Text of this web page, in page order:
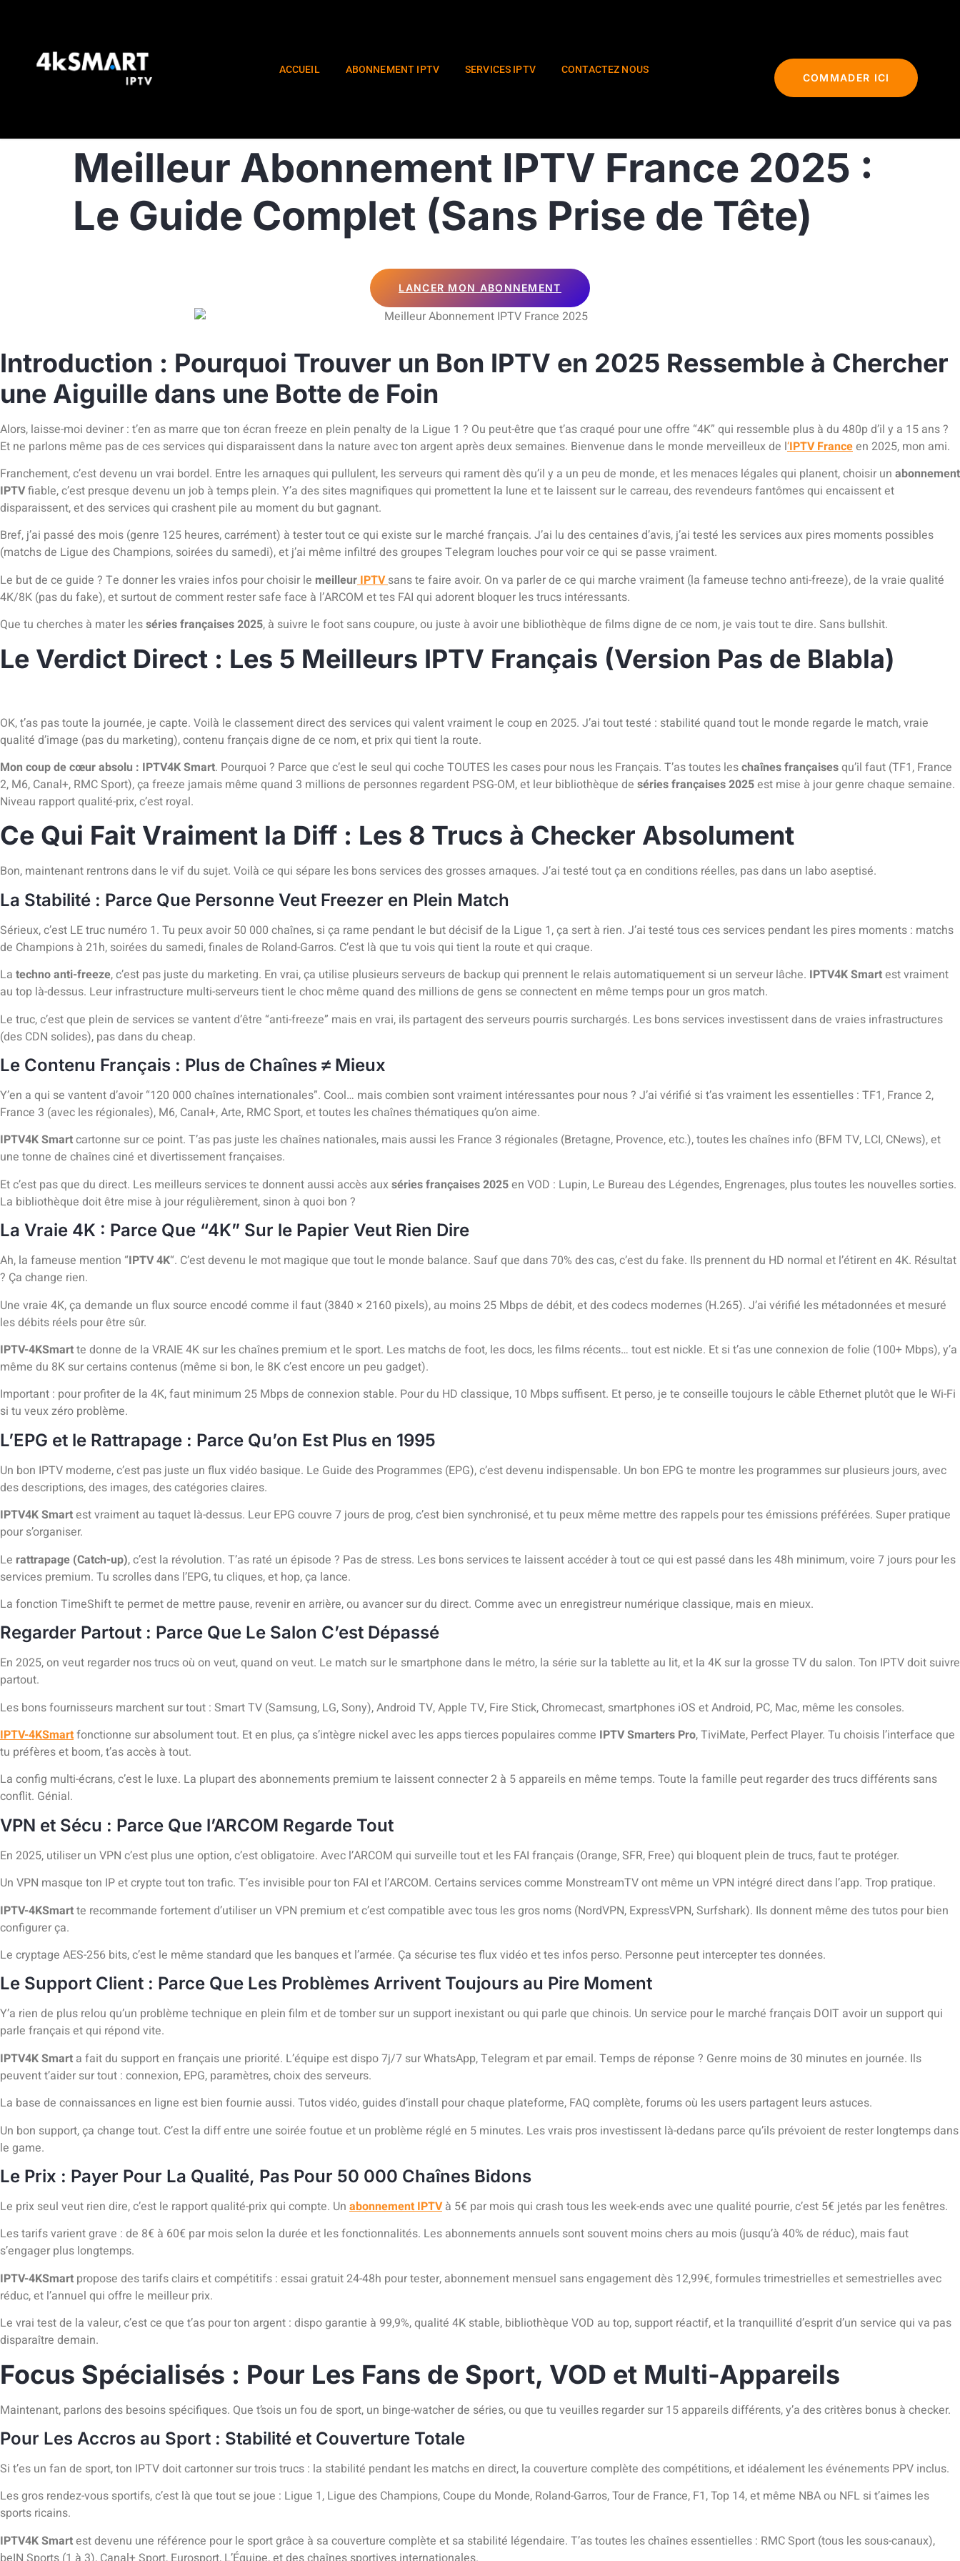
ACCUEIL ABONNEMENT IPTV SERVICES IPTV CONTACTEZ NOUS
COMMADER ICI
Meilleur Abonnement IPTV France 2025 :
Le Guide Complet (Sans Prise de Tête)
LANCER MON ABONNEMENT
Introduction : Pourquoi Trouver un Bon IPTV en 2025 Ressemble à Chercher
une Aiguille dans une Botte de Foin
Alors, laisse-moi deviner : t’en as marre que ton écran freeze en plein penalty de la Ligue 1 ? Ou peut-être que t’as craqué pour une offre “4K” qui ressemble plus à du 480p d’il y a 15 ans ?
Et ne parlons même pas de ces services qui disparaissent dans la nature avec ton argent après deux semaines. Bienvenue dans le monde merveilleux de l‘IPTV Franceen 2025, mon ami.
Franchement, c’est devenu un vrai bordel. Entre les arnaques qui pullulent, les serveurs qui rament dès qu’il y a un peu de monde, et les menaces légales qui planent, choisir un abonnement
IPTVfiable, c’est presque devenu un job à temps plein. Y’a des sites magnifiques qui promettent la lune et te laissent sur le carreau, des revendeurs fantômes qui encaissent et
disparaissent, et des services qui crashent pile au moment du but gagnant.
Bref, j’ai passé des mois (genre 125 heures, carrément) à tester tout ce qui existe sur le marché français. J’ai lu des centaines d’avis, j’ai testé les services aux pires moments possibles
(matchs de Ligue des Champions, soirées du samedi), et j’ai même infiltré des groupes Telegram louches pour voir ce qui se passe vraiment.
Le but de ce guide ? Te donner les vraies infos pour choisir le meilleurIPTV sans te faire avoir. On va parler de ce qui marche vraiment (la fameuse techno anti-freeze), de la vraie qualité
4K/8K (pas du fake), et surtout de comment rester safe face à l’ARCOM et tes FAI qui adorent bloquer les trucs intéressants.
Que tu cherches à mater lesséries françaises 2025, à suivre le foot sans coupure, ou juste à avoir une bibliothèque de films digne de ce nom, je vais tout te dire. Sans bullshit.
Le Verdict Direct : Les 5 Meilleurs IPTV Français (Version Pas de Blabla)
OK, t’as pas toute la journée, je capte. Voilà le classement direct des services qui valent vraiment le coup en 2025. J’ai tout testé : stabilité quand tout le monde regarde le match, vraie
qualité d’image (pas du marketing), contenu français digne de ce nom, et prix qui tient la route.
Mon coup de cœur absolu : IPTV4K Smart. Pourquoi ? Parce que c’est le seul qui coche TOUTES les cases pour nous les Français. T’as toutes leschaînes françaisesqu’il faut (TF1, France
2, M6, Canal+, RMC Sport), ça freeze jamais même quand 3 millions de personnes regardent PSG-OM, et leur bibliothèque de séries françaises 2025est mise à jour genre chaque semaine.
Niveau rapport qualité-prix, c’est royal.
Ce Qui Fait Vraiment la Diff : Les 8 Trucs à Checker Absolument
Bon, maintenant rentrons dans le vif du sujet. Voilà ce qui sépare les bons services des grosses arnaques. J’ai testé tout ça en conditions réelles, pas dans un labo aseptisé.
La Stabilité : Parce Que Personne Veut Freezer en Plein Match
Sérieux, c’est LE truc numéro 1. Tu peux avoir 50 000 chaînes, si ça rame pendant le but décisif de la Ligue 1, ça sert à rien. J’ai testé tous ces services pendant les pires moments : matchs
de Champions à 21h, soirées du samedi, finales de Roland-Garros. C’est là que tu vois qui tient la route et qui craque.
La techno anti-freeze, c’est pas juste du marketing. En vrai, ça utilise plusieurs serveurs de backup qui prennent le relais automatiquement si un serveur lâche. IPTV4K Smartest vraiment
au top là-dessus. Leur infrastructure multi-serveurs tient le choc même quand des millions de gens se connectent en même temps pour un gros match.
Le truc, c’est que plein de services se vantent d’être “anti-freeze” mais en vrai, ils partagent des serveurs pourris surchargés. Les bons services investissent dans de vraies infrastructures
(des CDN solides), pas dans du cheap.
Le Contenu Français : Plus de Chaînes ≠ Mieux
Y’en a qui se vantent d’avoir “120 000 chaînes internationales”. Cool… mais combien sont vraiment intéressantes pour nous ? J’ai vérifié si t’as vraiment les essentielles : TF1, France 2,
France 3 (avec les régionales), M6, Canal+, Arte, RMC Sport, et toutes les chaînes thématiques qu’on aime.
IPTV4K Smartcartonne sur ce point. T’as pas juste les chaînes nationales, mais aussi les France 3 régionales (Bretagne, Provence, etc.), toutes les chaînes info (BFM TV, LCI, CNews), et
une tonne de chaînes ciné et divertissement françaises.
Et c’est pas que du direct. Les meilleurs services te donnent aussi accès auxséries françaises 2025en VOD : Lupin, Le Bureau des Légendes, Engrenages, plus toutes les nouvelles sorties.
La bibliothèque doit être mise à jour régulièrement, sinon à quoi bon ?
La Vraie 4K : Parce Que “4K” Sur le Papier Veut Rien Dire
Ah, la fameuse mention “IPTV 4K“. C’est devenu le mot magique que tout le monde balance. Sauf que dans 70% des cas, c’est du fake. Ils prennent du HD normal et l’étirent en 4K. Résultat
? Ça change rien.
Une vraie 4K, ça demande un flux source encodé comme il faut (3840 × 2160 pixels), au moins 25 Mbps de débit, et des codecs modernes (H.265). J’ai vérifié les métadonnées et mesuré
les débits réels pour être sûr.
IPTV-4KSmartte donne de la VRAIE 4K sur les chaînes premium et le sport. Les matchs de foot, les docs, les films récents… tout est nickle. Et si t’as une connexion de folie (100+ Mbps), y’a
même du 8K sur certains contenus (même si bon, le 8K c’est encore un peu gadget).
Important : pour profiter de la 4K, faut minimum 25 Mbps de connexion stable. Pour du HD classique, 10 Mbps suffisent. Et perso, je te conseille toujours le câble Ethernet plutôt que le Wi-Fi
si tu veux zéro problème.
L’EPG et le Rattrapage : Parce Qu’on Est Plus en 1995
Un bon IPTV moderne, c’est pas juste un flux vidéo basique. Le Guide des Programmes (EPG), c’est devenu indispensable. Un bon EPG te montre les programmes sur plusieurs jours, avec
des descriptions, des images, des catégories claires.
IPTV4K Smartest vraiment au taquet là-dessus. Leur EPG couvre 7 jours de prog, c’est bien synchronisé, et tu peux même mettre des rappels pour tes émissions préférées. Super pratique
pour s’organiser.
Le rattrapage (Catch-up), c’est la révolution. T’as raté un épisode ? Pas de stress. Les bons services te laissent accéder à tout ce qui est passé dans les 48h minimum, voire 7 jours pour les
services premium. Tu scrolles dans l’EPG, tu cliques, et hop, ça lance.
La fonction TimeShift te permet de mettre pause, revenir en arrière, ou avancer sur du direct. Comme avec un enregistreur numérique classique, mais en mieux.
Regarder Partout : Parce Que Le Salon C’est Dépassé
En 2025, on veut regarder nos trucs où on veut, quand on veut. Le match sur le smartphone dans le métro, la série sur la tablette au lit, et la 4K sur la grosse TV du salon. Ton IPTV doit suivre
partout.
Les bons fournisseurs marchent sur tout : Smart TV (Samsung, LG, Sony), Android TV, Apple TV, Fire Stick, Chromecast, smartphones iOS et Android, PC, Mac, même les consoles.
IPTV-4KSmartfonctionne sur absolument tout. Et en plus, ça s’intègre nickel avec les apps tierces populaires comme IPTV Smarters Pro, TiviMate, Perfect Player. Tu choisis l’interface que
tu préfères et boom, t’as accès à tout.
La config multi-écrans, c’est le luxe. La plupart des abonnements premium te laissent connecter 2 à 5 appareils en même temps. Toute la famille peut regarder des trucs différents sans
conflit. Génial.
VPN et Sécu : Parce Que l’ARCOM Regarde Tout
En 2025, utiliser un VPN c’est plus une option, c’est obligatoire. Avec l’ARCOM qui surveille tout et les FAI français (Orange, SFR, Free) qui bloquent plein de trucs, faut te protéger.
Un VPN masque ton IP et crypte tout ton trafic. T’es invisible pour ton FAI et l’ARCOM. Certains services comme MonstreamTV ont même un VPN intégré direct dans l’app. Trop pratique.
IPTV-4KSmartte recommande fortement d’utiliser un VPN premium et c’est compatible avec tous les gros noms (NordVPN, ExpressVPN, Surfshark). Ils donnent même des tutos pour bien
configurer ça.
Le cryptage AES-256 bits, c’est le même standard que les banques et l’armée. Ça sécurise tes flux vidéo et tes infos perso. Personne peut intercepter tes données.
Le Support Client : Parce Que Les Problèmes Arrivent Toujours au Pire Moment
Y’a rien de plus relou qu’un problème technique en plein film et de tomber sur un support inexistant ou qui parle que chinois. Un service pour le marché français DOIT avoir un support qui
parle français et qui répond vite.
IPTV4K Smart a fait du support en français une priorité. L’équipe est dispo 7j/7 sur WhatsApp, Telegram et par email. Temps de réponse ? Genre moins de 30 minutes en journée. Ils
peuvent t’aider sur tout : connexion, EPG, paramètres, choix des serveurs.
La base de connaissances en ligne est bien fournie aussi. Tutos vidéo, guides d’install pour chaque plateforme, FAQ complète, forums où les users partagent leurs astuces.
Un bon support, ça change tout. C’est la diff entre une soirée foutue et un problème réglé en 5 minutes. Les vrais pros investissent là-dedans parce qu’ils prévoient de rester longtemps dans
le game.
Le Prix : Payer Pour La Qualité, Pas Pour 50 000 Chaînes Bidons
Le prix seul veut rien dire, c’est le rapport qualité-prix qui compte. Un abonnement IPTVà 5€ par mois qui crash tous les week-ends avec une qualité pourrie, c’est 5€ jetés par les fenêtres.
Les tarifs varient grave : de 8€ à 60€ par mois selon la durée et les fonctionnalités. Les abonnements annuels sont souvent moins chers au mois (jusqu’à 40% de réduc), mais faut
s’engager plus longtemps.
IPTV-4KSmart propose des tarifs clairs et compétitifs : essai gratuit 24-48h pour tester, abonnement mensuel sans engagement dès 12,99€, formules trimestrielles et semestrielles avec
réduc, et l’annuel qui offre le meilleur prix.
Le vrai test de la valeur, c’est ce que t’as pour ton argent : dispo garantie à 99,9%, qualité 4K stable, bibliothèque VOD au top, support réactif, et la tranquillité d’esprit d’un service qui va pas
disparaître demain.
Focus Spécialisés : Pour Les Fans de Sport, VOD et Multi-Appareils
Maintenant, parlons des besoins spécifiques. Que t’sois un fou de sport, un binge-watcher de séries, ou que tu veuilles regarder sur 15 appareils différents, y’a des critères bonus à checker.
Pour Les Accros au Sport : Stabilité et Couverture Totale
Si t’es un fan de sport, ton IPTV doit cartonner sur trois trucs : la stabilité pendant les matchs en direct, la couverture complète des compétitions, et idéalement les événements PPV inclus.
Les gros rendez-vous sportifs, c’est là que tout se joue : Ligue 1, Ligue des Champions, Coupe du Monde, Roland-Garros, Tour de France, F1, Top 14, et même NBA ou NFL si t’aimes les
sports ricains.
IPTV4K Smartest devenu une référence pour le sport grâce à sa couverture complète et sa stabilité légendaire. T’as toutes les chaînes essentielles : RMC Sport (tous les sous-canaux),